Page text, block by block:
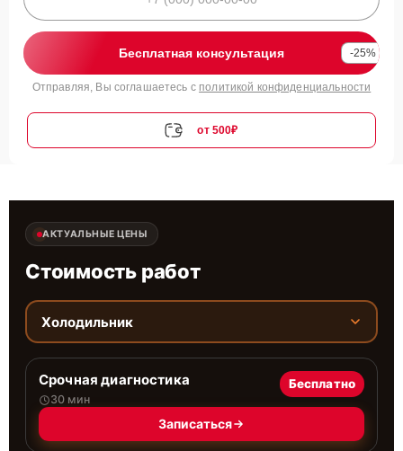
Бесплатная консультация -25%
Отправляя, Вы соглашаетесь с политикой конфиденциальности
от 500₽
АКТУАЛЬНЫЕ ЦЕНЫ
Стоимость работ
Холодильник
Срочная диагностика
30 мин
Бесплатно
Записаться